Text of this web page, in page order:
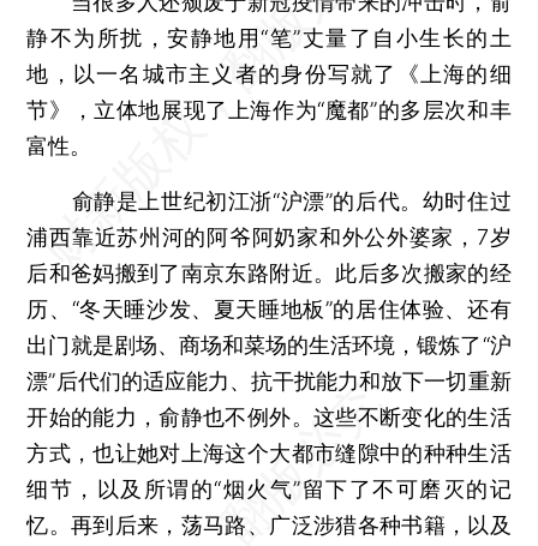
静不为所扰，安静地用“笔”丈量了自小生长的土
地，以一名城市主义者的身份写就了《上海的细
节》，立体地展现了上海作为“魔都”的多层次和丰
富性。
俞静是上世纪初江浙“沪漂”的后代。幼时住过
浦西靠近苏州河的阿爷阿奶家和外公外婆家，7岁
后和爸妈搬到了南京东路附近。此后多次搬家的经
历、“冬天睡沙发、夏天睡地板”的居住体验、还有
出门就是剧场、商场和菜场的生活环境，锻炼了“沪
漂”后代们的适应能力、抗干扰能力和放下一切重新
开始的能力，俞静也不例外。这些不断变化的生活
方式，也让她对上海这个大都市缝隙中的种种生活
细节，以及所谓的“烟火气”留下了不可磨灭的记
忆。再到后来，荡马路、广泛涉猎各种书籍，以及